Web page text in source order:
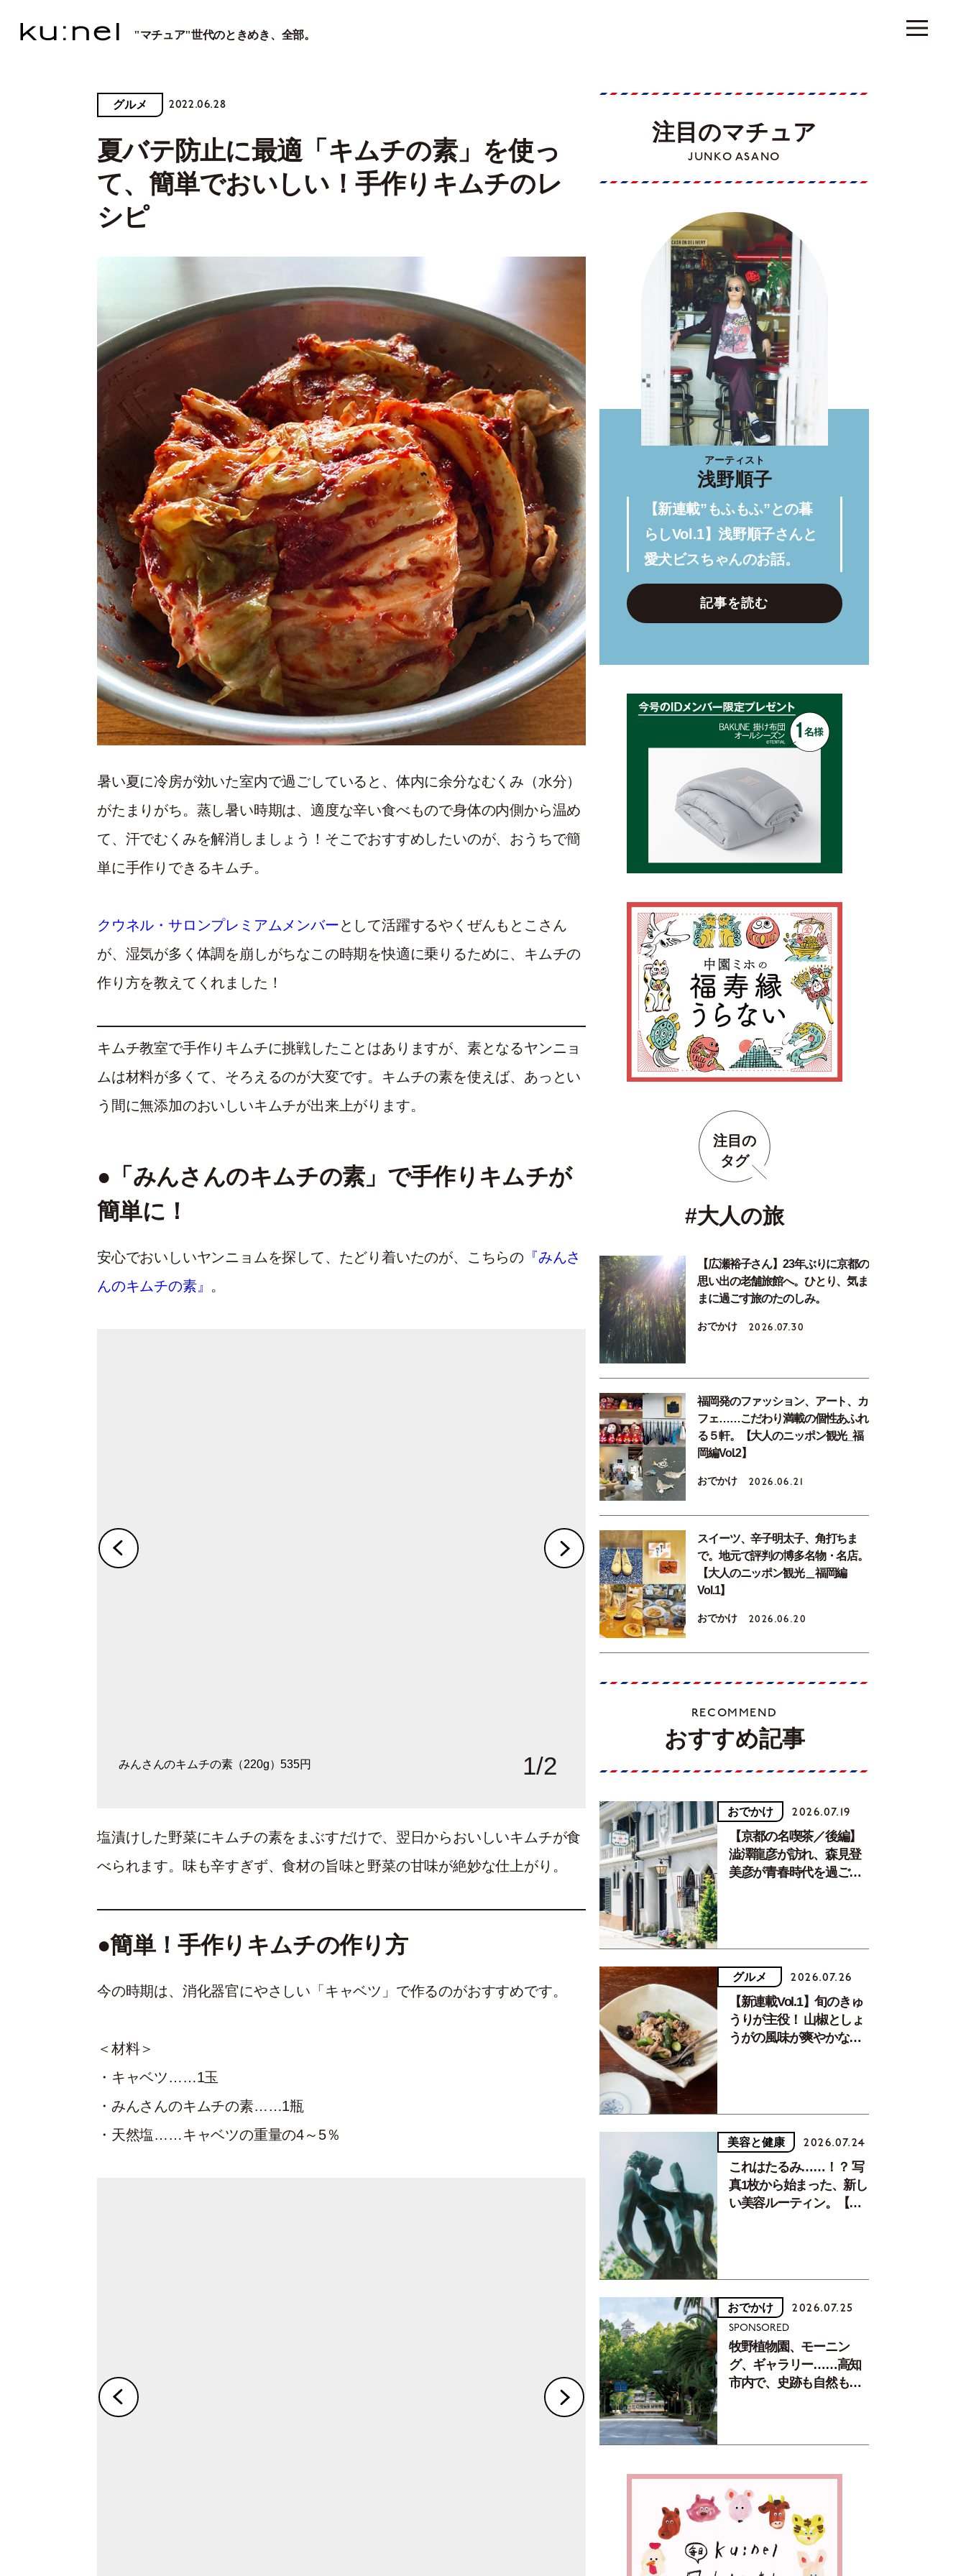
"マチュア"世代のときめき、全部。
グルメ 2022.06.28
夏バテ防止に最適「キムチの素」を使っ
て、簡単でおいしい！手作りキムチのレ
シピ
暑い夏に冷房が効いた室内で過ごしていると、体内に余分なむくみ（水分）
がたまりがち。蒸し暑い時期は、適度な辛い食べもので身体の内側から温め
て、汗でむくみを解消しましょう！そこでおすすめしたいのが、おうちで簡
単に手作りできるキムチ。
クウネル・サロンプレミアムメンバーとして活躍するやくぜんもとこさん
が、湿気が多く体調を崩しがちなこの時期を快適に乗りるために、キムチの
作り方を教えてくれました！
キムチ教室で手作りキムチに挑戦したことはありますが、素となるヤンニョ
ムは材料が多くて、そろえるのが大変です。キムチの素を使えば、あっとい
う間に無添加のおいしいキムチが出来上がります。
●「みんさんのキムチの素」で手作りキムチが
簡単に！
安心でおいしいヤンニョムを探して、たどり着いたのが、こちらの 『みんさ
んのキムチの素』 。
みんさんのキムチの素（220g）535円 1/2
塩漬けした野菜にキムチの素をまぶすだけで、翌日からおいしいキムチが食
べられます。味も辛すぎず、食材の旨味と野菜の甘味が絶妙な仕上がり。
●簡単！手作りキムチの作り方
今の時期は、消化器官にやさしい「キャベツ」で作るのがおすすめです。
＜材料＞
・キャベツ……1玉
・みんさんのキムチの素……1瓶
・天然塩……キャベツの重量の4～5％
注目のマチュア
JUNKO ASANO
アーティスト
浅野順子
【新連載”もふもふ”との暮
らしVol.1】浅野順子さんと
愛犬ビスちゃんのお話。
記事を読む
注目の
タグ
#大人の旅
【広瀬裕子さん】23年ぶりに京都の
思い出の老舗旅館へ。ひとり、気ま
まに過ごす旅のたのしみ。
おでかけ 2026.07.30
福岡発のファッション、アート、カ
フェ……こだわり満載の個性あふれ
る５軒。【大人のニッポン観光_福
岡編Vol.2】
おでかけ 2026.06.21
スイーツ、辛子明太子、角打ちま
で。地元で評判の博多名物・名店。
【大人のニッポン観光＿福岡編
Vol.1】
おでかけ 2026.06.20
RECOMMEND
おすすめ記事
おでかけ 2026.07.19
【京都の名喫茶／後編】
澁澤龍彦が訪れ、森見登
美彦が青春時代を過ごし
グルメ 2026.07.26
【新連載Vol.1】旬のきゅ
うりが主役！ 山椒としょ
うがの風味が爽やかな、
美容と健康 2026.07.24
これはたるみ……！？ 写
真1枚から始まった、新し
い美容ルーティン。【中
おでかけ 2026.07.25
SPONSORED
牧野植物園、モーニン
グ、ギャラリー……高知
市内で、史跡も自然もグ